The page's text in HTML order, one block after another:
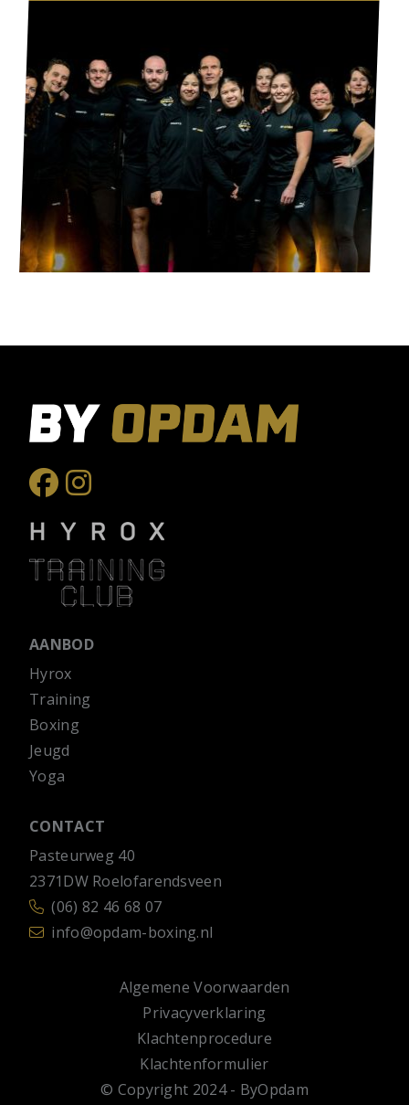
AANBOD
Hyrox
Training
Boxing
Jeugd
Yoga
CONTACT
Pasteurweg 40
2371DW Roelofarendsveen
(06) 82 46 68 07
info@opdam-boxing.nl
Algemene Voorwaarden
Privacyverklaring
Klachtenprocedure
Klachtenformulier
© Copyright 2024 - ByOpdam